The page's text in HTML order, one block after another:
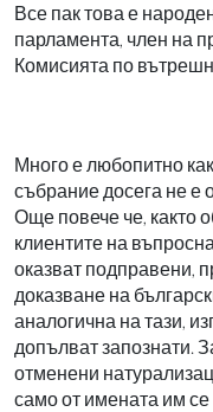
Все пак това е
парламента, член на
Комисията по
Много е любопитно
събрание досега не е
Още повече че, както
клиентите на
оказват подправени,
доказване на
аналогична на тази,
допълват запознати.
отменени
само от имената им